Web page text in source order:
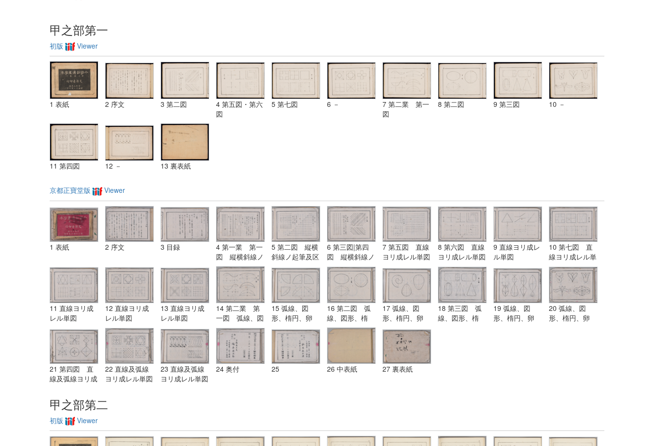
甲之部第一
初版 Viewer
1 表紙 2 序文 3 第二図
4 第五図・第六
図
5 第七図 6 －
7 第二業 第一
図
8 第二図 9 第三図 10 －
11 第四図 12 － 13 裏表紙
京都正寶堂版 Viewer
1 表紙 2 序文 3 目録
4 第一業 第一
図 縦横斜線ノ
起筆及区分点ノ
式
5 第二図 縦横
斜線ノ起筆及区
分点ノ式
6 第三図|第四
図 縦横斜線ノ
起筆及区分点ノ
式
7 第五図 直線
ヨリ成レル単図
8 第六図 直線
ヨリ成レル単図
9 直線ヨリ成レ
ル単図
10 第七図 直
線ヨリ成レル単
図
11 直線ヨリ成
レル単図
12 直線ヨリ成
レル単図
13 直線ヨリ成
レル単図
14 第二業 第
一図 弧線、図
形、楕円、卵
形、渦線、円
柱、円錐等ヲ描
ク法及弧線ヨリ
成レル単図
15 弧線、図
形、楕円、卵
形、渦線、円
柱、円錐等ヲ描
ク法及弧線ヨリ
成レル単図
16 第二図 弧
線、図形、楕
円、卵形、渦
線、円柱、円錐
等ヲ描ク法及弧
線ヨリ成レル単
図
17 弧線、図
形、楕円、卵
形、渦線、円
柱、円錐等ヲ描
ク法及弧線ヨリ
成レル単図
18 第三図 弧
線、図形、楕
19 弧線、図
形、楕円、卵
20 弧線、図
形、楕円、卵
21 第四図 直
線及弧線ヨリ成
22 直線及弧線
ヨリ成レル単図
23 直線及弧線
ヨリ成レル単図
24 奥付 25 26 中表紙 27 裏表紙
甲之部第二
初版 Viewer